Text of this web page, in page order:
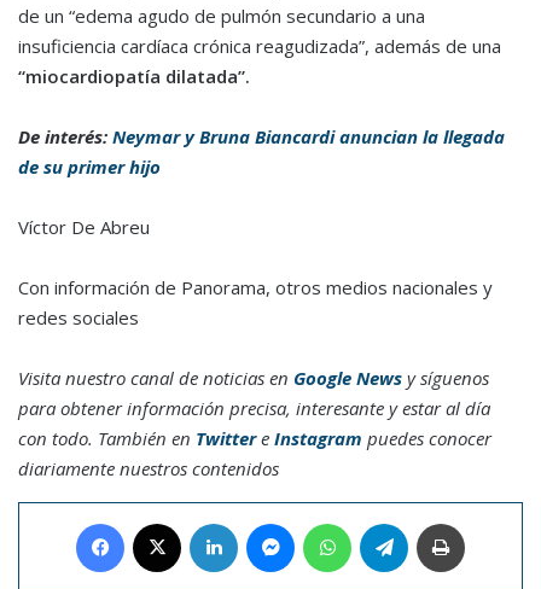
de un “edema agudo de pulmón secundario a una
insuficiencia cardíaca crónica reagudizada”, además de una
“miocardiopatía dilatada”.
De interés: Neymar y Bruna Biancardi anuncian la llegada
de su primer hijo
Víctor De Abreu
Con información de Panorama, otros medios nacionales y
redes sociales
Visita nuestro canal de noticias en Google News y síguenos
para obtener información precisa, interesante y estar al día
con todo. También en Twittere Instagram puedes conocer
diariamente nuestros contenidos
Facebook LinkedIn MessengerWhatsAppTelegram